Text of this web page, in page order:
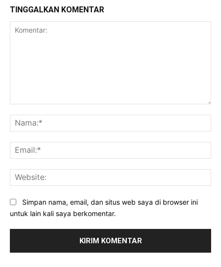
TINGGALKAN KOMENTAR
Simpan nama, email, dan situs web saya di browser ini
untuk lain kali saya berkomentar.